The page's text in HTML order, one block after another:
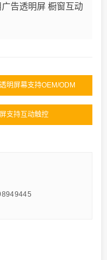
告透明屏 橱窗互动
明屏幕支持OEM/ODM
支持互动触控